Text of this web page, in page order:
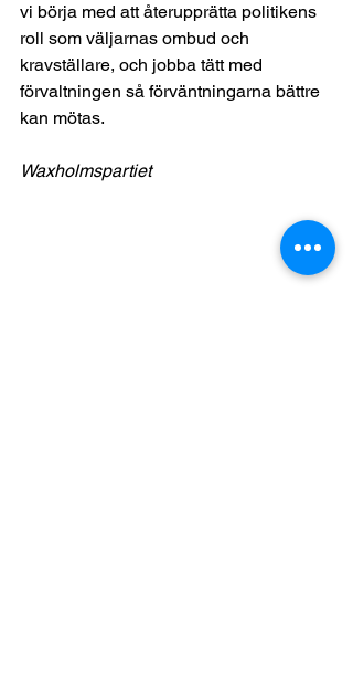
vi börja med att återupprätta politikens
roll som väljarnas ombud och
kravställare, och jobba tätt med
förvaltningen så förväntningarna bättre
kan mötas.
Waxholmspartiet